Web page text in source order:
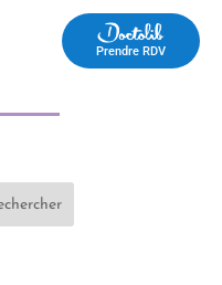
Prendre RDV